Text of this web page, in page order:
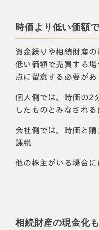
時価より低い価額
資金繰りや相続財産
低い価額で売買する
点に留意する必要があ
個人側では、時価の2
したものとみなされ
会社側では、時価と
課税
他の株主がいる場合
相続財産の現金化